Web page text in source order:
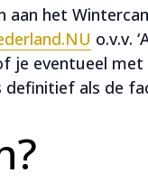
aan het
o.v.v.
je eventueel
definitief als de